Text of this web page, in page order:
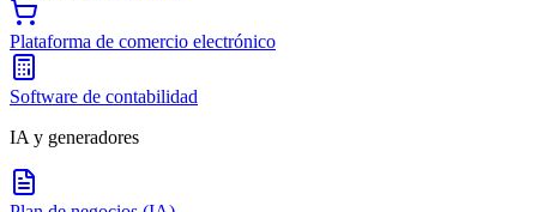
Plataforma de comercio electrónico
Software de contabilidad
IA y generadores